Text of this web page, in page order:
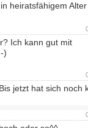
heiratsfähigem
Ich kann gut mit
)
jetzt hat sich noch